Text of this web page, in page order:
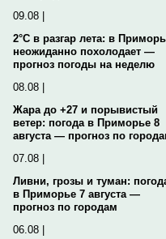
09.08 |
2°C в разгар лета: в
неожиданно похолодает —
прогноз погоды на неделю
08.08 |
Жара до +27 и порывистый
ветер: погода в Приморье 8
августа — прогноз по
07.08 |
Ливни, грозы и туман:
в Приморье 7 августа —
прогноз по городам
06.08 |